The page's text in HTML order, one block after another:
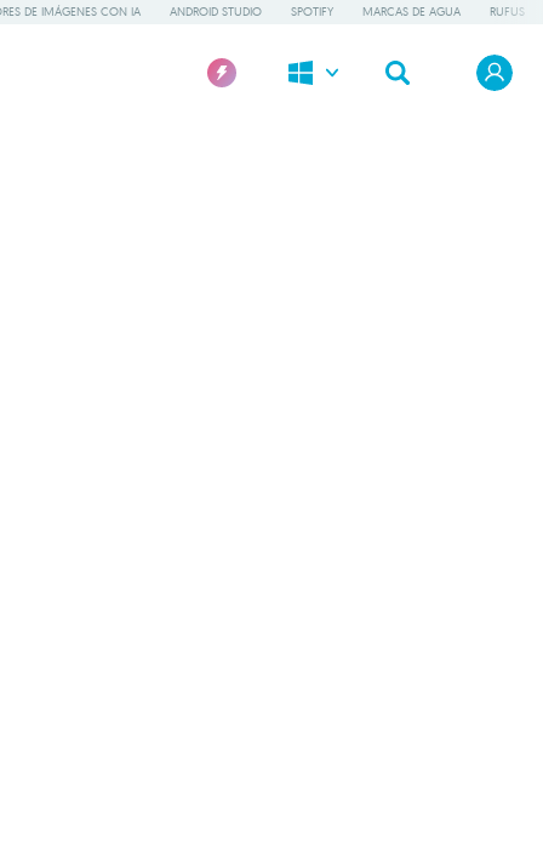
DE IMÁGENES CON IA ANDROID STUDIO SPOTIFY MARCAS DE AGUA RUFUS